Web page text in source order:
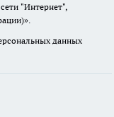
"Интернет",
данных